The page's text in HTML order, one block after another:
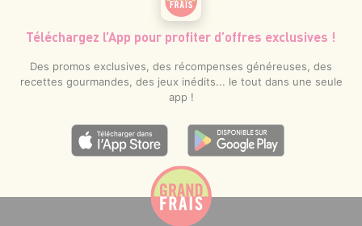
Téléchargez l’App pour profiter d’offres exclusives !
Des promos exclusives, des récompenses généreuses, des
recettes gourmandes, des jeux inédits... le tout dans une seule
app !